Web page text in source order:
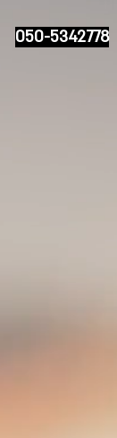
050-5342778